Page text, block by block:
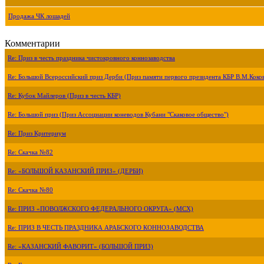
Продажа ЧК лошадей
Комментарии
Re: Приз в честь праздника чистокровного коннозаводства
Re: Большой Всероссийский приз Дерби (Приз памяти первого президента КБР
Re: Кубок Майлеров (Приз в честь КБР)
Re: Большой приз (Приз Ассоциации коневодов Кубани "Скаковое общество")
Re: Приз Критериум
Re: Скачка №82
Re: «БОЛЬШОЙ КАЗАНСКИЙ ПРИЗ» (ДЕРБИ)
Re: Скачка №80
Re: ПРИЗ «ПОВОЛЖСКОГО ФЕДЕРАЛЬНОГО ОКРУГА» (МСХ)
Re: ПРИЗ В ЧЕСТЬ ПРАЗДНИКА АРАБСКОГО КОННОЗАВОДСТВА
Re: «КАЗАНСКИЙ ФАВОРИТ» (БОЛЬШОЙ ПРИЗ)